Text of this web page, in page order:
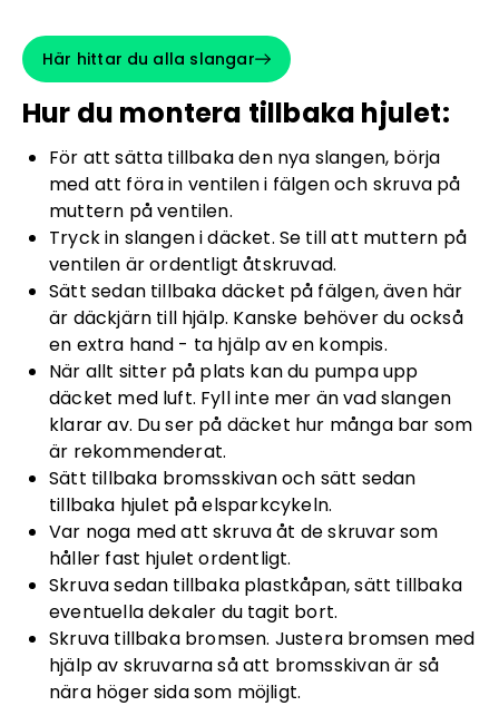
Här hittar du alla slangar
Hur du montera tillbaka hjulet:
För att sätta tillbaka den nya slangen, börja
med att föra in ventilen i fälgen och skruva på
muttern på ventilen.
Tryck in slangen i däcket. Se till att muttern på
ventilen är ordentligt åtskruvad.
Sätt sedan tillbaka däcket på fälgen, även här
är däckjärn till hjälp. Kanske behöver du också
en extra hand - ta hjälp av en kompis.
När allt sitter på plats kan du pumpa upp
däcket med luft. Fyll inte mer än vad slangen
klarar av. Du ser på däcket hur många bar som
är rekommenderat.
Sätt tillbaka bromsskivan och sätt sedan
tillbaka hjulet på elsparkcykeln.
Var noga med att skruva åt de skruvar som
håller fast hjulet ordentligt.
Skruva sedan tillbaka plastkåpan, sätt tillbaka
eventuella dekaler du tagit bort.
Skruva tillbaka bromsen. Justera bromsen med
hjälp av skruvarna så att bromsskivan är så
nära höger sida som möjligt.